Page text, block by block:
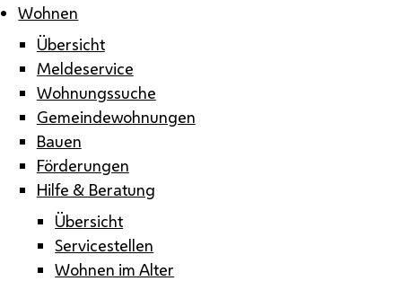
Wohnen
Übersicht
Meldeservice
Wohnungssuche
Gemeindewohnungen
Bauen
Förderungen
Hilfe & Beratung
Übersicht
Servicestellen
Wohnen im Alter